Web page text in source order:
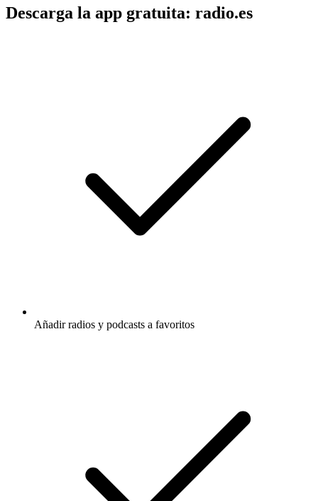
Descarga la app gratuita: radio.es
Añadir radios y podcasts a favoritos